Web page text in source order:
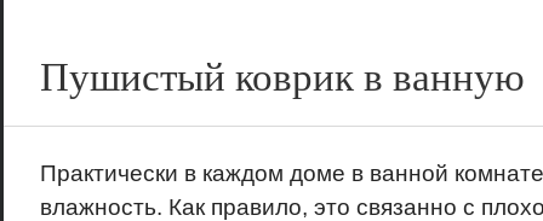
Пушистый коврик в ванную
Практически в каждом доме в ванной
влажность. Как правило, это связанно с